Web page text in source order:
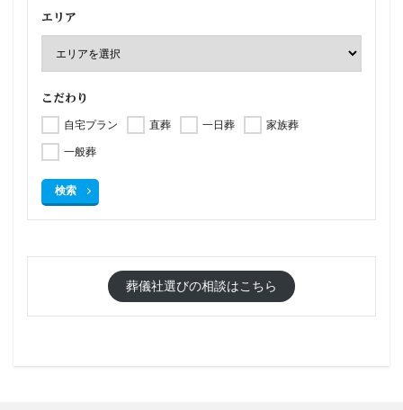
エリア
こだわり
自宅プラン 直葬 一日葬
家族葬
一般葬
検索
葬儀社選びの相談はこちら